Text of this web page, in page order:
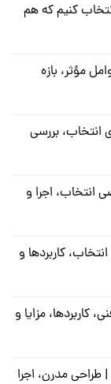
کنیم که هم
دوش شیشه‌ای ۱۴۰۴ | عوامل مؤثر، بازه
انتخاب، بررسی
اجرا و
کاربردها و
مزایا و
مدرن، اجرا